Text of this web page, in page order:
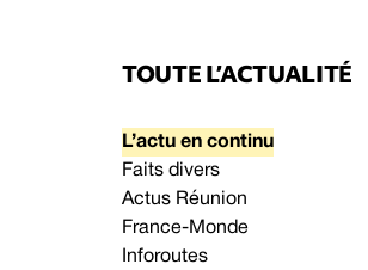
TOUTE L’ACTUALITÉ
L’actu en continu
Faits divers
Actus Réunion
France-Monde
Inforoutes